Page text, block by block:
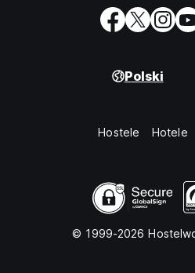
Polski
Hostele Hotele
© 1999-2026